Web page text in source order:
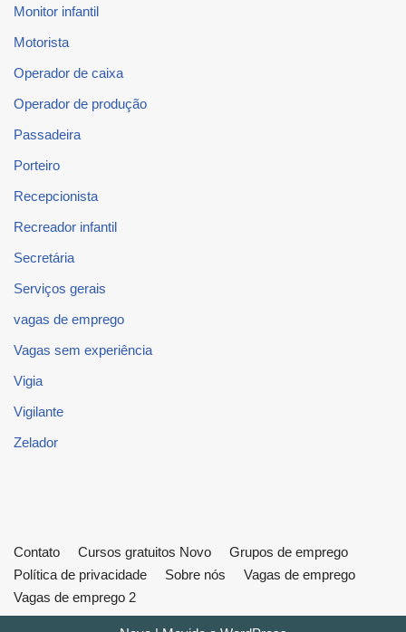
Monitor infantil
Motorista
Operador de caixa
Operador de produção
Passadeira
Porteiro
Recepcionista
Recreador infantil
Secretária
Serviços gerais
vagas de emprego
Vagas sem experiência
Vigia
Vigilante
Zelador
Contato Cursos gratuitos Novo
Grupos de emprego
Política de privacidade
Sobre nós
Vagas de emprego
Vagas de emprego 2